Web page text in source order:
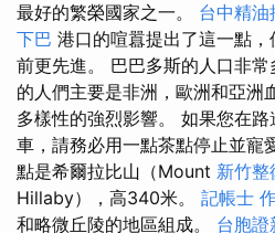
最好的繁榮國家之一。 台中精油
下巴 港口的喧囂提出了這一點
前更先進。 巴巴多斯的人口非
的人們主要是非洲，歐洲和亞洲
多樣性的強烈影響。 如果您在
車，請務必用一點茶點停止並寵
點是希爾拉比山（Mount 新竹整
Hillaby），高340米。 記帳士
和略微丘陵的地區組成。 台胞證